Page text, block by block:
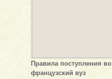
Правила поступления во
французский вуз